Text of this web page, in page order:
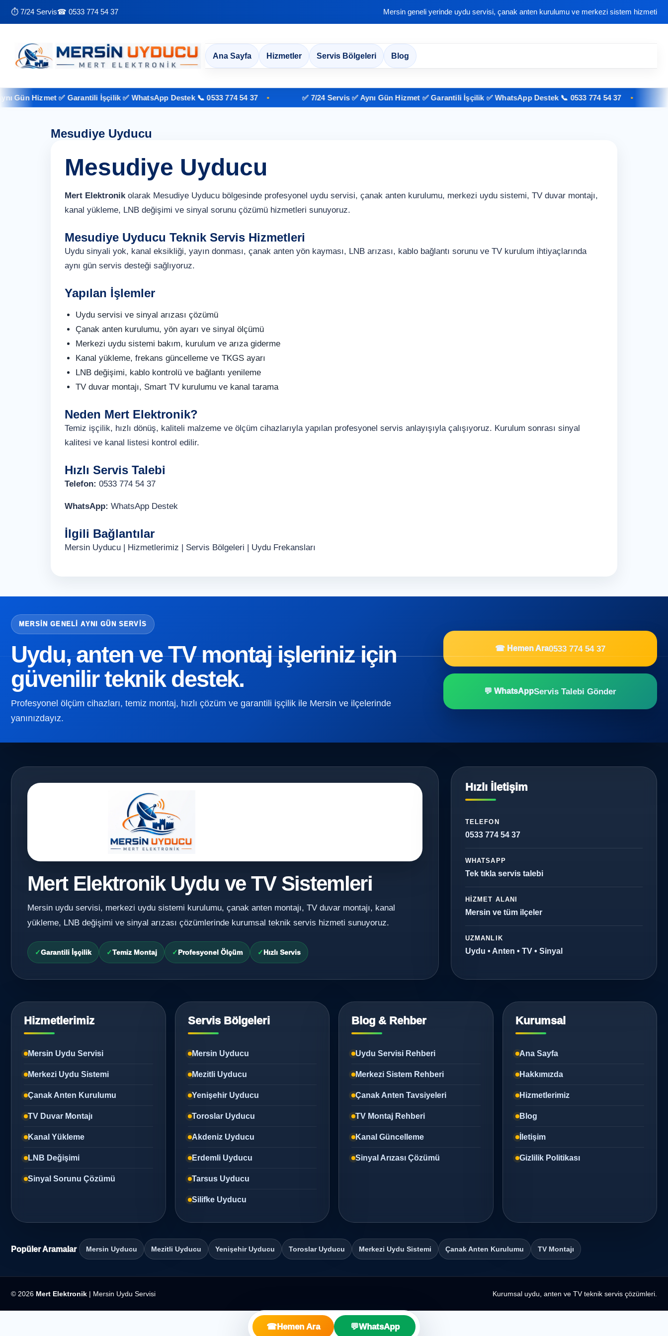
⏱ 7/24 Servis☎ 0533 774 54 37 Mersin geneli yerinde uydu servisi, çanak anten kurulumu ve merkezi sistem hizmeti
Ana Sayfa Hizmetler Servis Bölgeleri Blog
Gün Hizmet ✅ Garantili İşçilik ✅ WhatsApp Destek 📞 0533 774 54 37 ✅ 7/24 Servis ✅ Aynı Gün Hizmet ✅ Garantili İşçilik ✅ WhatsApp Destek 📞 0533 774 54 37
Mesudiye Uyducu
Mesudiye Uyducu
Mert Elektronikolarak Mesudiye Uyducu bölgesinde profesyonel uydu servisi, çanak anten kurulumu, merkezi uydu sistemi, TV duvar montajı,
kanal yükleme, LNB değişimi ve sinyal sorunu çözümü hizmetleri sunuyoruz.
Mesudiye Uyducu Teknik Servis Hizmetleri
Uydu sinyali yok, kanal eksikliği, yayın donması, çanak anten yön kayması, LNB arızası, kablo bağlantı sorunu ve TV kurulum ihtiyaçlarında
aynı gün servis desteği sağlıyoruz.
Yapılan İşlemler
Uydu servisi ve sinyal arızası çözümü
Çanak anten kurulumu, yön ayarı ve sinyal ölçümü
Merkezi uydu sistemi bakım, kurulum ve arıza giderme
Kanal yükleme, frekans güncelleme ve TKGS ayarı
LNB değişimi, kablo kontrolü ve bağlantı yenileme
TV duvar montajı, Smart TV kurulumu ve kanal tarama
Neden Mert Elektronik?
Temiz işçilik, hızlı dönüş, kaliteli malzeme ve ölçüm cihazlarıyla yapılan profesyonel servis anlayışıyla çalışıyoruz. Kurulum sonrası sinyal
kalitesi ve kanal listesi kontrol edilir.
Hızlı Servis Talebi
Telefon: 0533 774 54 37
WhatsApp: WhatsApp Destek
İlgili Bağlantılar
Mersin Uyducu | Hizmetlerimiz | Servis Bölgeleri | Uydu Frekansları
MERSIN GENELI AYNI GÜN SERVIS
Uydu, anten ve TV montaj işleriniz için
güvenilir teknik destek.
Profesyonel ölçüm cihazları, temiz montaj, hızlı çözüm ve garantili işçilik ile Mersin ve ilçelerinde
yanınızdayız.
☎ Hemen Ara0533 774 54 37
💬 WhatsAppServis Talebi Gönder
Mert Elektronik Uydu ve TV Sistemleri
Mersin uydu servisi, merkezi uydu sistemi kurulumu, çanak anten montajı, TV duvar montajı, kanal
yükleme, LNB değişimi ve sinyal arızası çözümlerinde kurumsal teknik servis hizmeti sunuyoruz.
Garantili İşçilik Temiz Montaj Profesyonel Ölçüm Hızlı Servis
Hızlı İletişim
TELEFON
0533 774 54 37
WHATSAPP
Tek tıkla servis talebi
HIZMET ALANI
Mersin ve tüm ilçeler
UZMANLIK
Uydu • Anten • TV • Sinyal
Hizmetlerimiz
Mersin Uydu Servisi
Merkezi Uydu Sistemi
Çanak Anten Kurulumu
TV Duvar Montajı
Kanal Yükleme
LNB Değişimi
Sinyal Sorunu Çözümü
Servis Bölgeleri
Mersin Uyducu
Mezitli Uyducu
Yenişehir Uyducu
Toroslar Uyducu
Akdeniz Uyducu
Erdemli Uyducu
Tarsus Uyducu
Silifke Uyducu
Blog & Rehber
Uydu Servisi Rehberi
Merkezi Sistem Rehberi
Çanak Anten Tavsiyeleri
TV Montaj Rehberi
Kanal Güncelleme
Sinyal Arızası Çözümü
Kurumsal
Ana Sayfa
Hakkımızda
Hizmetlerimiz
Blog
İletişim
Gizlilik Politikası
Popüler Aramalar Mersin Uyducu Mezitli Uyducu Yenişehir Uyducu Toroslar Uyducu Merkezi Uydu Sistemi Çanak Anten Kurulumu TV Montajı
© 2026 Mert Elektronik | Mersin Uydu Servisi Kurumsal uydu, anten ve TV teknik servis çözümleri.
☎Hemen Ara 💬WhatsApp